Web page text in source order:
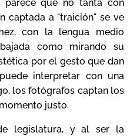
parece que no tanta con
captada a "traición" se ve
con la lengua medio
como mirando su
por el gesto que dan
interpretar con una
los fotógrafos captan los
justo.
legislatura, y al ser la